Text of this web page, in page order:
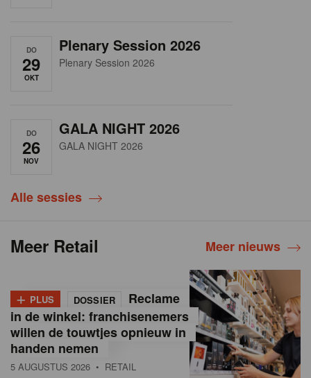
DO
29
OKT
Plenary Session 2026
Plenary Session 2026
DO
26
NOV
GALA NIGHT 2026
GALA NIGHT 2026
Alle sessies
Meer Retail Meer nieuws
+ PLUS DOSSIER
Reclame
in de winkel: franchisenemers
willen de touwtjes opnieuw in
handen nemen
5 AUGUSTUS 2026 • RETAIL